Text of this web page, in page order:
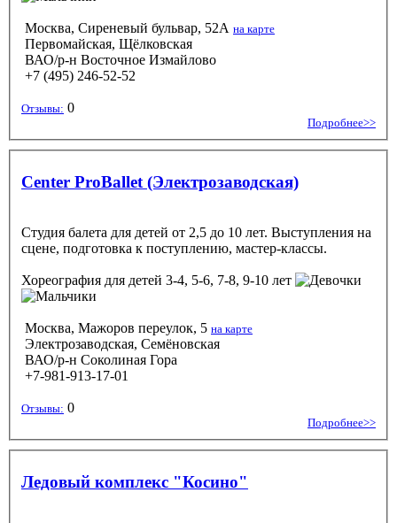
Москва, Сиреневый бульвар, 52А на карте
Первомайская, Щёлковская
ВАО/р-н Восточное Измайлово
+7 (495) 246-52-52
Отзывы: 0
Подробнее>>
Center ProBallet (Электрозаводская)
Студия балета для детей от 2,5 до 10 лет. Выступления на
сцене, подготовка к поступлению, мастер-классы.
Хореография для детей 3-4, 5-6, 7-8, 9-10 лет
Москва, Мажоров переулок, 5 на карте
Электрозаводская, Семёновская
ВАО/р-н Соколиная Гора
+7-981-913-17-01
Отзывы: 0
Подробнее>>
Ледовый комплекс "Косино"